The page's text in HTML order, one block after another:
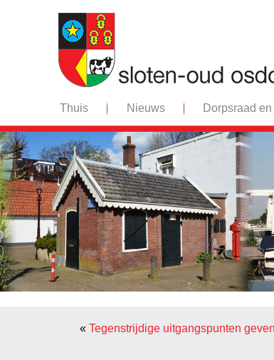
Thuis Nieuws Dorpsraad
« Tegenstrijdige uitgangspunten